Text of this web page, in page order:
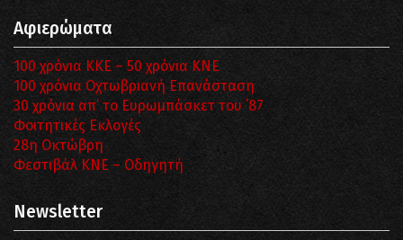
Αφιερώματα
100 χρόνια ΚΚΕ – 50 χρόνια ΚΝΕ
100 χρόνια Οχτωβριανή Επανάσταση
30 χρόνια απ’ το Ευρωμπάσκετ του ΄87
Φοιτητικές Εκλογές
28η Οκτώβρη
Φεστιβάλ ΚΝΕ – Οδηγητή
Newsletter